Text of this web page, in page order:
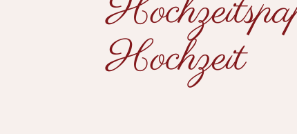
Hochzeit